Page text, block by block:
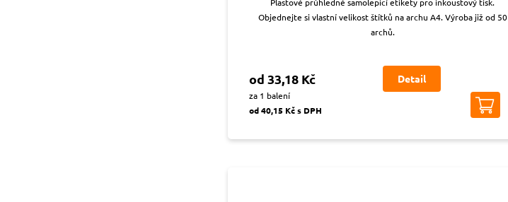
Objednejte si vlastní velikost štítků na archu A4. Výroba již od 50
archů.
od 33,18 Kč
za 1 balení
od 40,15 Kč s DPH
Detail